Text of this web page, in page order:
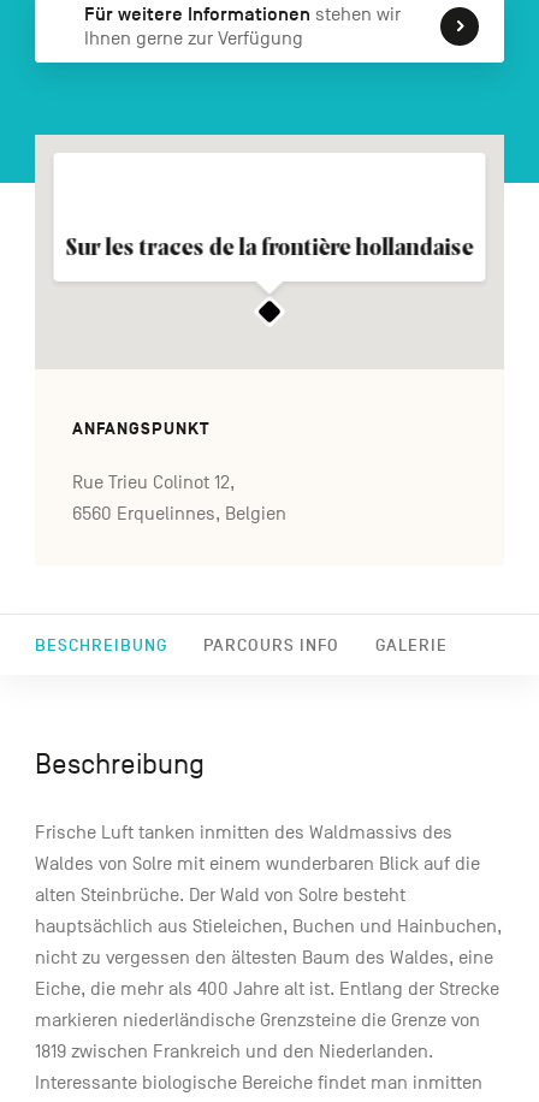
FR NL EN
Navigation
Für weitere Informationen stehen wir
Ihnen gerne zur Verfügung
BESCHREIBUNG PARCOURS INFO GALERIE
Sur les traces de la frontière hollandaise
ANFANGSPUNKT
Rue Trieu Colinot 12,
6560 Erquelinnes, Belgien
Beschreibung
Frische Luft tanken inmitten des Waldmassivs des
Waldes von Solre mit einem wunderbaren Blick auf die
alten Steinbrüche. Der Wald von Solre besteht
hauptsächlich aus Stieleichen, Buchen und Hainbuchen,
nicht zu vergessen den ältesten Baum des Waldes, eine
Eiche, die mehr als 400 Jahre alt ist. Entlang der Strecke
markieren niederländische Grenzsteine die Grenze von
1819 zwischen Frankreich und den Niederlanden.
Interessante biologische Bereiche findet man inmitten